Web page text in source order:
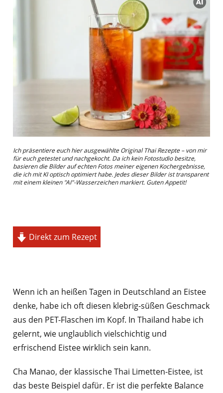
Ich präsentiere euch hier ausgewählte Original Thai Rezepte – von mir
für euch getestet und nachgekocht. Da ich kein Fotostudio besitze,
basieren die Bilder auf echten Fotos meiner eigenen Kochergebnisse,
die ich mit KI optisch optimiert habe. Jedes dieser Bilder ist transparent
mit einem kleinen "AI"-Wasserzeichen markiert. Guten Appetit!
Direkt zum Rezept
Wenn ich an heißen Tagen in Deutschland an Eistee
denke, habe ich oft diesen klebrig-süßen Geschmack
aus den PET-Flaschen im Kopf. In Thailand habe ich
gelernt, wie unglaublich vielschichtig und
erfrischend Eistee wirklich sein kann.
Cha Manao, der klassische Thai Limetten-Eistee, ist
das beste Beispiel dafür. Er ist die perfekte Balance